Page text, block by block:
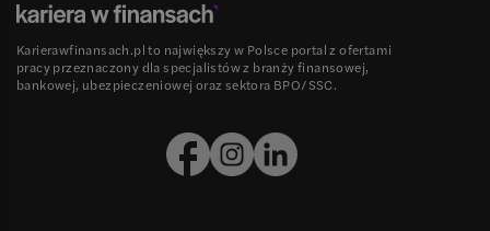
Karierawfinansach.pl to największy w Polsce portal z ofertami
pracy przeznaczony dla specjalistów z branży finansowej,
bankowej, ubezpieczeniowej oraz sektora BPO/SSC.